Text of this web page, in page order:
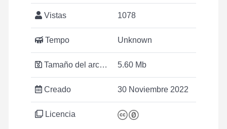
Vistas 1078
Tempo Unknown
Tamaño del archivo 5.60 Mb
Creado 30 Noviembre 2022
Licencia